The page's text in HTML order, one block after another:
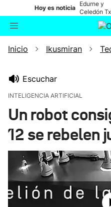
Hoy es noticia
Edurne y
Celedón
en directo
Buscador
Inicio Ikusmiran
Escuchar
INTELIGENCIA ARTIFICIAL
Un robot
12 se rebelen